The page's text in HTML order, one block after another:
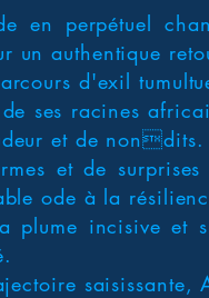
en perpétuel
un authentique
d'exil
ses racines
et de nondits.
et de surprises
ode à la
plume incisive et
saisissante,